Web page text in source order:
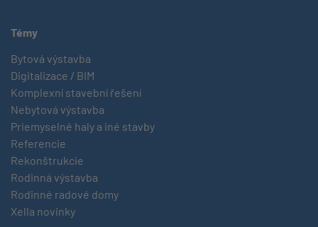
Témy
Bytová výstavba
Digitalizace / BIM
Komplexní stavební řešení
Nebytová výstavba
Priemyselné haly a iné stavby
Referencie
Rekonštrukcie
Rodinná výstavba
Rodinné radové domy
Xella novinky